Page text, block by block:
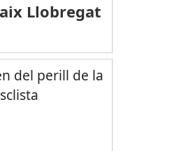
Llobregat